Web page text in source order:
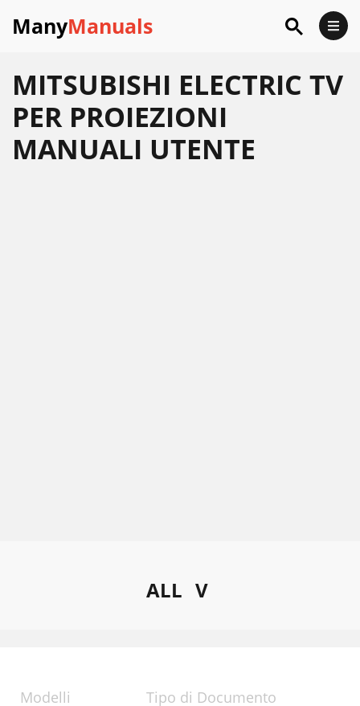
ManyManuals
MITSUBISHI ELECTRIC TV
PER PROIEZIONI
MANUALI UTENTE
ALL V
Modelli Tipo di Documento